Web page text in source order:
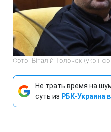
Фото: Віталій Толочек
Не трать время на
суть из РБК-Украина